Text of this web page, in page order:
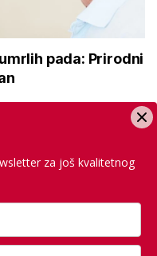
pada: Prirodni
za još kvalitetnog